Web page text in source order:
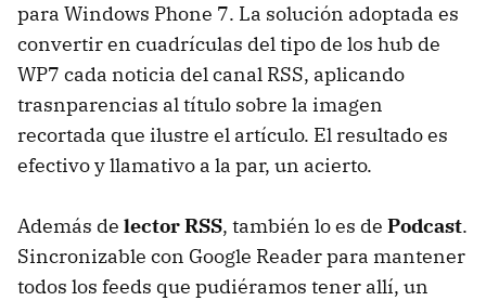
para Windows Phone 7. La solución adoptada es
convertir en cuadrículas del tipo de los hub de
WP7 cada noticia del canal RSS, aplicando
trasnparencias al título sobre la imagen
recortada que ilustre el artículo. El resultado es
efectivo y llamativo a la par, un acierto.
Además de lector RSS, también lo es de Podcast.
Sincronizable con Google Reader para mantener
todos los feeds que pudiéramos tener allí, un